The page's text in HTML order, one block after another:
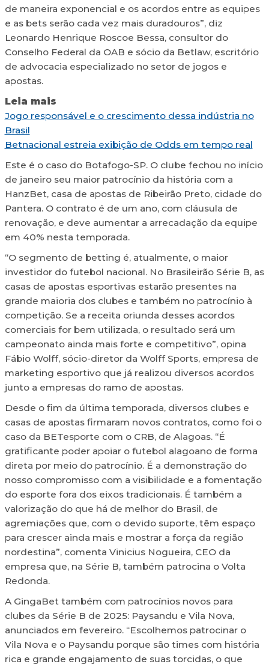
de maneira exponencial e os acordos entre as equipes
e as bets serão cada vez mais duradouros”, diz
Leonardo Henrique Roscoe Bessa, consultor do
Conselho Federal da OAB e sócio da Betlaw, escritório
de advocacia especializado no setor de jogos e
apostas.
Leia mais
Jogo responsável e o crescimento dessa indústria no
Brasil
Betnacional estreia exibição de Odds em tempo real
Este é o caso do Botafogo-SP. O clube fechou no início
de janeiro seu maior patrocínio da história com a
HanzBet, casa de apostas de Ribeirão Preto, cidade do
Pantera. O contrato é de um ano, com cláusula de
renovação, e deve aumentar a arrecadação da equipe
em 40% nesta temporada.
“O segmento de betting é, atualmente, o maior
investidor do futebol nacional. No Brasileirão Série B, as
casas de apostas esportivas estarão presentes na
grande maioria dos clubes e também no patrocínio à
competição. Se a receita oriunda desses acordos
comerciais for bem utilizada, o resultado será um
campeonato ainda mais forte e competitivo”, opina
Fábio Wolff, sócio-diretor da Wolff Sports, empresa de
marketing esportivo que já realizou diversos acordos
junto a empresas do ramo de apostas.
Desde o fim da última temporada, diversos clubes e
casas de apostas firmaram novos contratos, como foi o
caso da BETesporte com o CRB, de Alagoas. “É
gratificante poder apoiar o futebol alagoano de forma
direta por meio do patrocínio. É a demonstração do
nosso compromisso com a visibilidade e a fomentação
do esporte fora dos eixos tradicionais. É também a
valorização do que há de melhor do Brasil, de
agremiações que, com o devido suporte, têm espaço
para crescer ainda mais e mostrar a força da região
nordestina”, comenta Vinicius Nogueira, CEO da
empresa que, na Série B, também patrocina o Volta
Redonda.
A GingaBet também com patrocínios novos para
clubes da Série B de 2025: Paysandu e Vila Nova,
anunciados em fevereiro. “Escolhemos patrocinar o
Vila Nova e o Paysandu porque são times com história
rica e grande engajamento de suas torcidas, o que